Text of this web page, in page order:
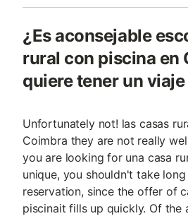
¿Es aconsejable
rural con piscina en
quiere tener un
Unfortunately not! las casas
Coimbra they are not really
you are looking for una casa
unique, you shouldn't take
reservation, since the offer of
piscinait fills up quickly. Of the